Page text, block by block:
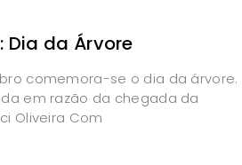
Dia da Árvore
comemora-se o dia da árvore.
em razão da chegada da
Oliveira Com